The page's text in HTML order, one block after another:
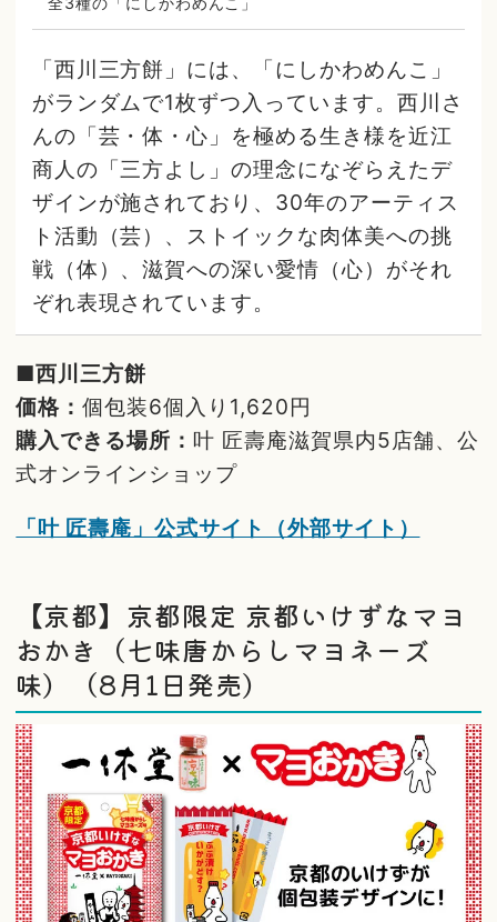
「西川三方餅」には、「にしかわめんこ」
がランダムで1枚ずつ入っています。西川さ
んの「芸・体・心」を極める生き様を近江
商人の「三方よし」の理念になぞらえたデ
ザインが施されており、30年のアーティス
ト活動（芸）、ストイックな肉体美への挑
戦（体）、滋賀への深い愛情（心）がそれ
ぞれ表現されています。
■西川三方餅
価格：個包装6個入り1,620円
購入できる場所： 叶 匠壽庵滋賀県内5店舗、公
式オンラインショップ
「叶 匠壽庵」公式サイト（外部サイト）
【京都】京都限定 京都いけずなマヨ
おかき（七味唐からしマヨネーズ
味）（8月1日発売）